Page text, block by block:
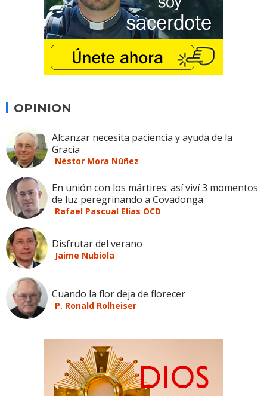
OPINION
Alcanzar necesita paciencia y ayuda de la
Gracia
Néstor Mora Núñez
En unión con los mártires: así viví 3 momentos
de luz peregrinando a Covadonga
Rafael Pascual Elías OCD
Disfrutar del verano
Jaime Nubiola
Cuando la flor deja de florecer
P. Ronald Rolheiser